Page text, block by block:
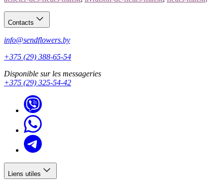
Contacts
info@sendflowers.by
+375 (29) 388-65-54
Disponible sur les messageries
+375 (29) 325-54-42
Liens utiles